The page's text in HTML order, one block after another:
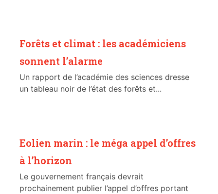
Forêts et climat : les académiciens
sonnent l’alarme
Un rapport de l’académie des sciences dresse
un tableau noir de l’état des forêts et...
Eolien marin : le méga appel d’offres
à l’horizon
Le gouvernement français devrait
prochainement publier l’appel d’offres portant